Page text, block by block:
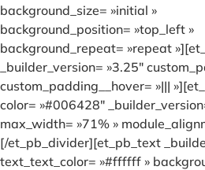
background_size= »initial »
background_position= »top_left »
background_repeat= »repeat
_builder_version= »3.25″
custom_padding__hover= »|||
color= »#006428″
max_width= »71% »
[/et_pb_divider][et_pb_text
text_text_color= »#ffffff »